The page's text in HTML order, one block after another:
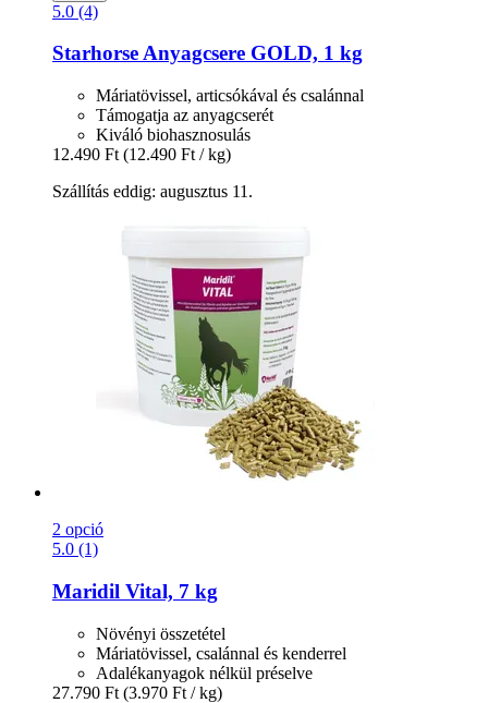
5.0 (4)
StarhorseAnyagcsere GOLD, 1 kg
Máriatövissel, articsókával és csalánnal
Támogatja az anyagcserét
Kiváló biohasznosulás
12.490 Ft (12.490 Ft / kg)
Szállítás eddig: augusztus 11.
2 opció
5.0 (1)
Maridil Vital, 7 kg
Növényi összetétel
Máriatövissel, csalánnal és kenderrel
Adalékanyagok nélkül préselve
27.790 Ft (3.970 Ft / kg)